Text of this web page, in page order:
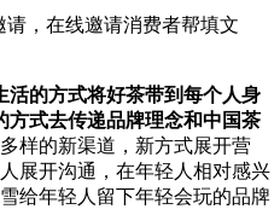
请，在线邀请消费者帮填文
活的方式将好茶带到每个人身
方式去传递品牌理念和中国茶
样的新渠道，新方式展开营
展开沟通，在年轻人相对感兴
给年轻人留下年轻会玩的品牌